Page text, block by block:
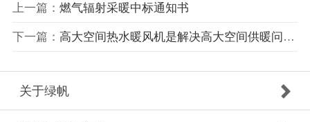
上一篇： 燃气辐射采暖中标通知书
下一篇： 高大空间热水暖风机是解决高大空间供暖问题的得力助手
关于绿帆